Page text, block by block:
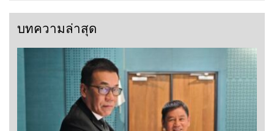
บทความล่าสุด